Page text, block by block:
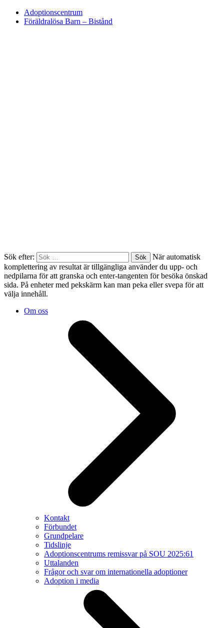
Adoptionscentrum
Föräldralösa Barn – Bistånd
Sök efter:
När automatisk
komplettering av resultat är tillgängliga använder du upp- och
nedpilarna för att granska och enter-tangenten för besöka önskad
sida. På enheter med pekskärm kan man peka eller svepa för att
välja innehåll.
Om oss
Kontakt
Förbundet
Grundpelare
Tidslinje
Adoptionscentrums remissvar på SOU 2025:61
Uttalanden
Frågor och svar om internationella adoptioner
Adoption i media